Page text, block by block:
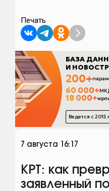
Печать
7 августа 16:17
КРТ: как
заявленный